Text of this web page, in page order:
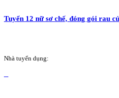
Tuyển 12 nữ sơ chế, đóng gói rau
Nhà tuyển dụng: